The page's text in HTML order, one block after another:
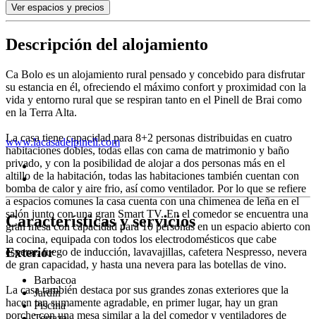
Ver espacios y precios
Descripción del alojamiento
Ca Bolo es un alojamiento rural pensado y concebido para disfrutar
su estancia en él, ofreciendo el máximo confort y proximidad con la
vida y entorno rural que se respiran tanto en el Pinell de Brai como
en la Terra Alta.
La casa tiene capacidad para 8+2 personas distribuidas en cuatro
habitaciones dobles, todas ellas con cama de matrimonio y baño
privado, y con la posibilidad de alojar a dos personas más en el
altillo de la habitación, todas las habitaciones también cuentan con
bomba de calor y aire frio, así como ventilador. Por lo que se refiere
a espacios comunes la casa cuenta con una chimenea de leña en el
salón junto con una gran Smart TV. En el comedor se encuentra una
gran mesa con capacidad para 10 personas en un espacio abierto con
la cocina, equipada con todos los electrodomésticos que cabe
esperar, fuego de inducción, lavavajillas, cafetera Nespresso, nevera
de gran capacidad, y hasta una nevera para las botellas de vino.
La casa también destaca por sus grandes zonas exteriores que la
hacen tan sumamente agradable, en primer lugar, hay un gran
porche con una mesa similar a la del comedor y ventiladores de
www.lacasadelpinell.com
Características y servicios
Exterior
Barbacoa
Jardín
Piscina